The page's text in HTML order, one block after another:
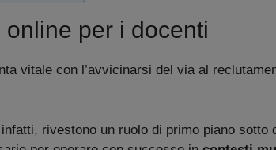
per i docenti
vitale con l’avvicinarsi del via al
rivestono un ruolo di primo piano sotto